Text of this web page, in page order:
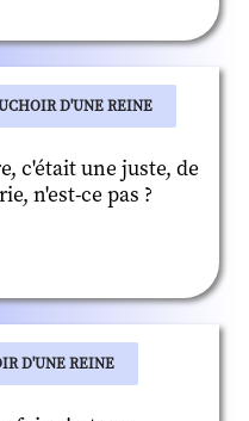
D'UNE REINE
c'était une juste, de
n'est-ce pas ?
D'UNE REINE